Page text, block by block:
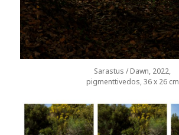
Sarastus / Dawn, 2022,
pigmenttivedos, 36 x 26 cm